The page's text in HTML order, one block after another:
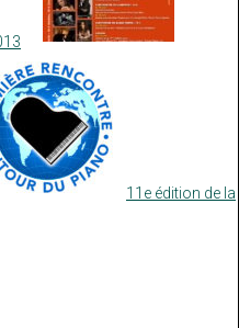
11e édition de la